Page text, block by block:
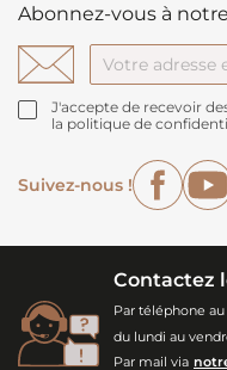
Abonnez-vous à
J'accepte de recevoir
la politique de
Suivez-nous !
Contactez
Par téléphone au
du lundi au
Par mail via